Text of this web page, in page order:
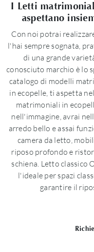
I Letti
aspettano
Con noi potrai
l'hai sempre sognata,
di una grande
conosciuto marchio è lo
catalogo di modelli
in ecopelle, ti aspetta
matrimoniali in
nell'immagine, avrai
arredo bello e assai
camera da letto,
riposo profondo e
schiena. Letto classico
l'ideale per spazi
garantire il